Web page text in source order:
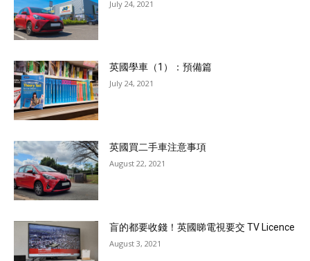
July 24, 2021
英國學車（1）：預備篇
July 24, 2021
英國買二手車注意事項
August 22, 2021
盲的都要收錢！英國睇電視要交 TV Licence
August 3, 2021